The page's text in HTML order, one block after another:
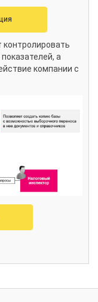
контролировать
а
компании с